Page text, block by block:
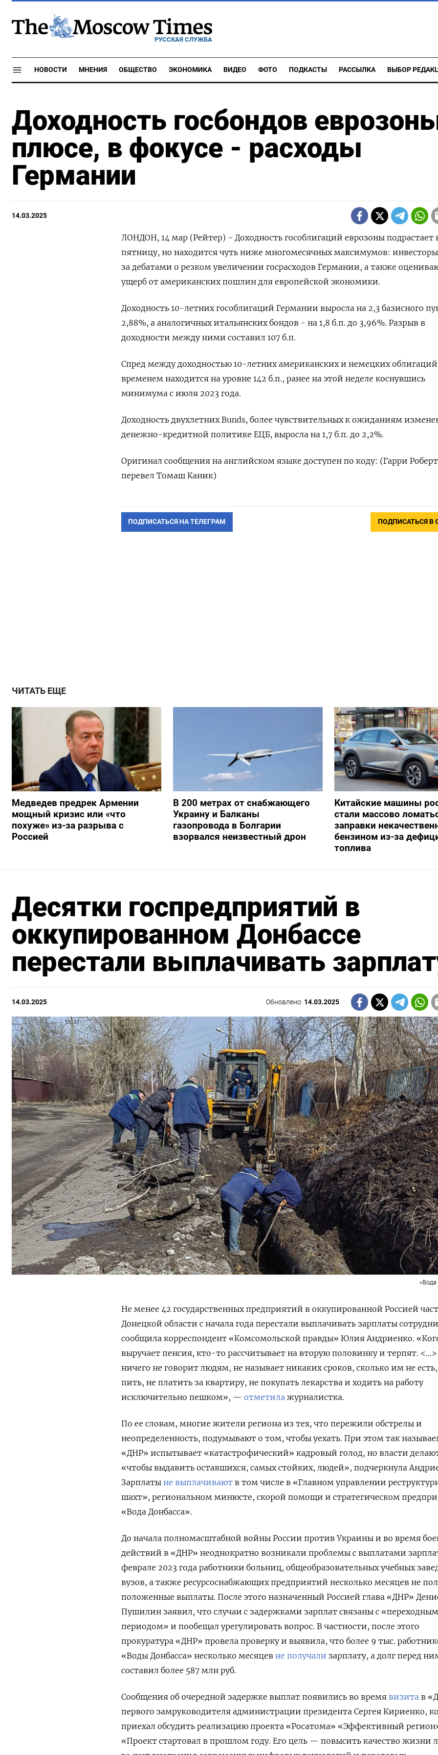
РУССКАЯ СЛУЖБА
НОВОСТИ МНЕНИЯ ОБЩЕСТВО ЭКОНОМИКА ВИДЕО ФОТО ПОДКАСТЫ РАССЫЛКА ВЫБОР
Доходность госбондов
плюсе, в фокусе - расходы
Германии
14.03.2025
ЛОНДОН, 14 мар (Рейтер) - Доходность гособлигаций еврозоны подрастает
пятницу, но находится чуть ниже многомесячных максимумов: инвесторы
за дебатами о резком увеличении госрасходов Германии, а также
ущерб от американских пошлин для европейской экономики.
Доходность 10-летних гособлигаций Германии выросла на 2,3 базисного
2,88%, а аналогичных итальянских бондов - на 1,8 б.п. до 3,96%. Разрыв в
доходности между ними составил 107 б.п.
Спред между доходностью 10-летних американских и немецких
временем находится на уровне 142 б.п., ранее на этой неделе коснувшись
минимума с июля 2023 года.
Доходность двухлетних Bunds, более чувствительных к ожиданиям
денежно-кредитной политике ЕЦБ, выросла на 1,7 б.п. до 2,2%.
Оригинал сообщения на английском языке доступен по коду: (Гарри
перевел Томаш Каник)
ПОДПИСАТЬСЯ НА ТЕЛЕГРАМ ПОДПИСАТЬСЯ В
ЧИТАТЬ ЕЩЕ
Медведев предрек Армении
мощный кризис или «что
похуже» из-за разрыва с
Россией
В 200 метрах от снабжающего
Украину и Балканы
газопровода в Болгарии
взорвался неизвестный дрон
Китайские машины
стали массово
заправки
бензином из-за
топлива
Десятки госпредприятий в
оккупированном Донбассе
перестали выплачивать
14.03.2025 Обновлено: 14.03.2025
Не менее 42 государственных предприятий в оккупированной Россией
Донецкой области с начала года перестали выплачивать зарплаты
сообщила корреспондент «Комсомольской правды» Юлия Андриенко.
выручает пенсия, кто-то рассчитывает на вторую половинку и терпят.
ничего не говорит людям, не называет никаких сроков, сколько им не
пить, не платить за квартиру, не покупать лекарства и ходить на работу
исключительно пешком», — отметила журналистка.
По ее словам, многие жители региона из тех, что пережили обстрелы и
неопределенность, подумывают о том, чтобы уехать. При этом так
«ДНР» испытывает «катастрофический» кадровый голод, но власти
«чтобы выдавить оставшихся, самых стойких, людей», подчеркнула
Зарплаты не выплачивают в том числе в «Главном управлении
шахт», региональном минюсте, скорой помощи и стратегическом
«Вода Донбасса».
До начала полномасштабной войны России против Украины и во время
действий в «ДНР» неоднократно возникали проблемы с выплатами
феврале 2023 года работники больниц, общеобразовательных учебных
вузов, а также ресурсоснабжающих предприятий несколько месяцев не
положенные выплаты. После этого назначенный Россией глава «ДНР»
Пушилин заявил, что случаи с задержками зарплат связаны с «переходным
периодом» и пообещал урегулировать вопрос. В частности, после этого
прокуратура «ДНР» провела проверку и выявила, что более 9 тыс.
«Воды Донбасса» несколько месяцев не получали зарплату, а долг перед
составил более 587 млн руб.
Сообщения об очередной задержке выплат появились во время визита в
первого замруководителя администрации президента Сергея Кириенко,
приехал обсудить реализацию проекта «Росатома» «Эффективный
«Проект стартовал в прошлом году. Его цель — повысить качество жизни